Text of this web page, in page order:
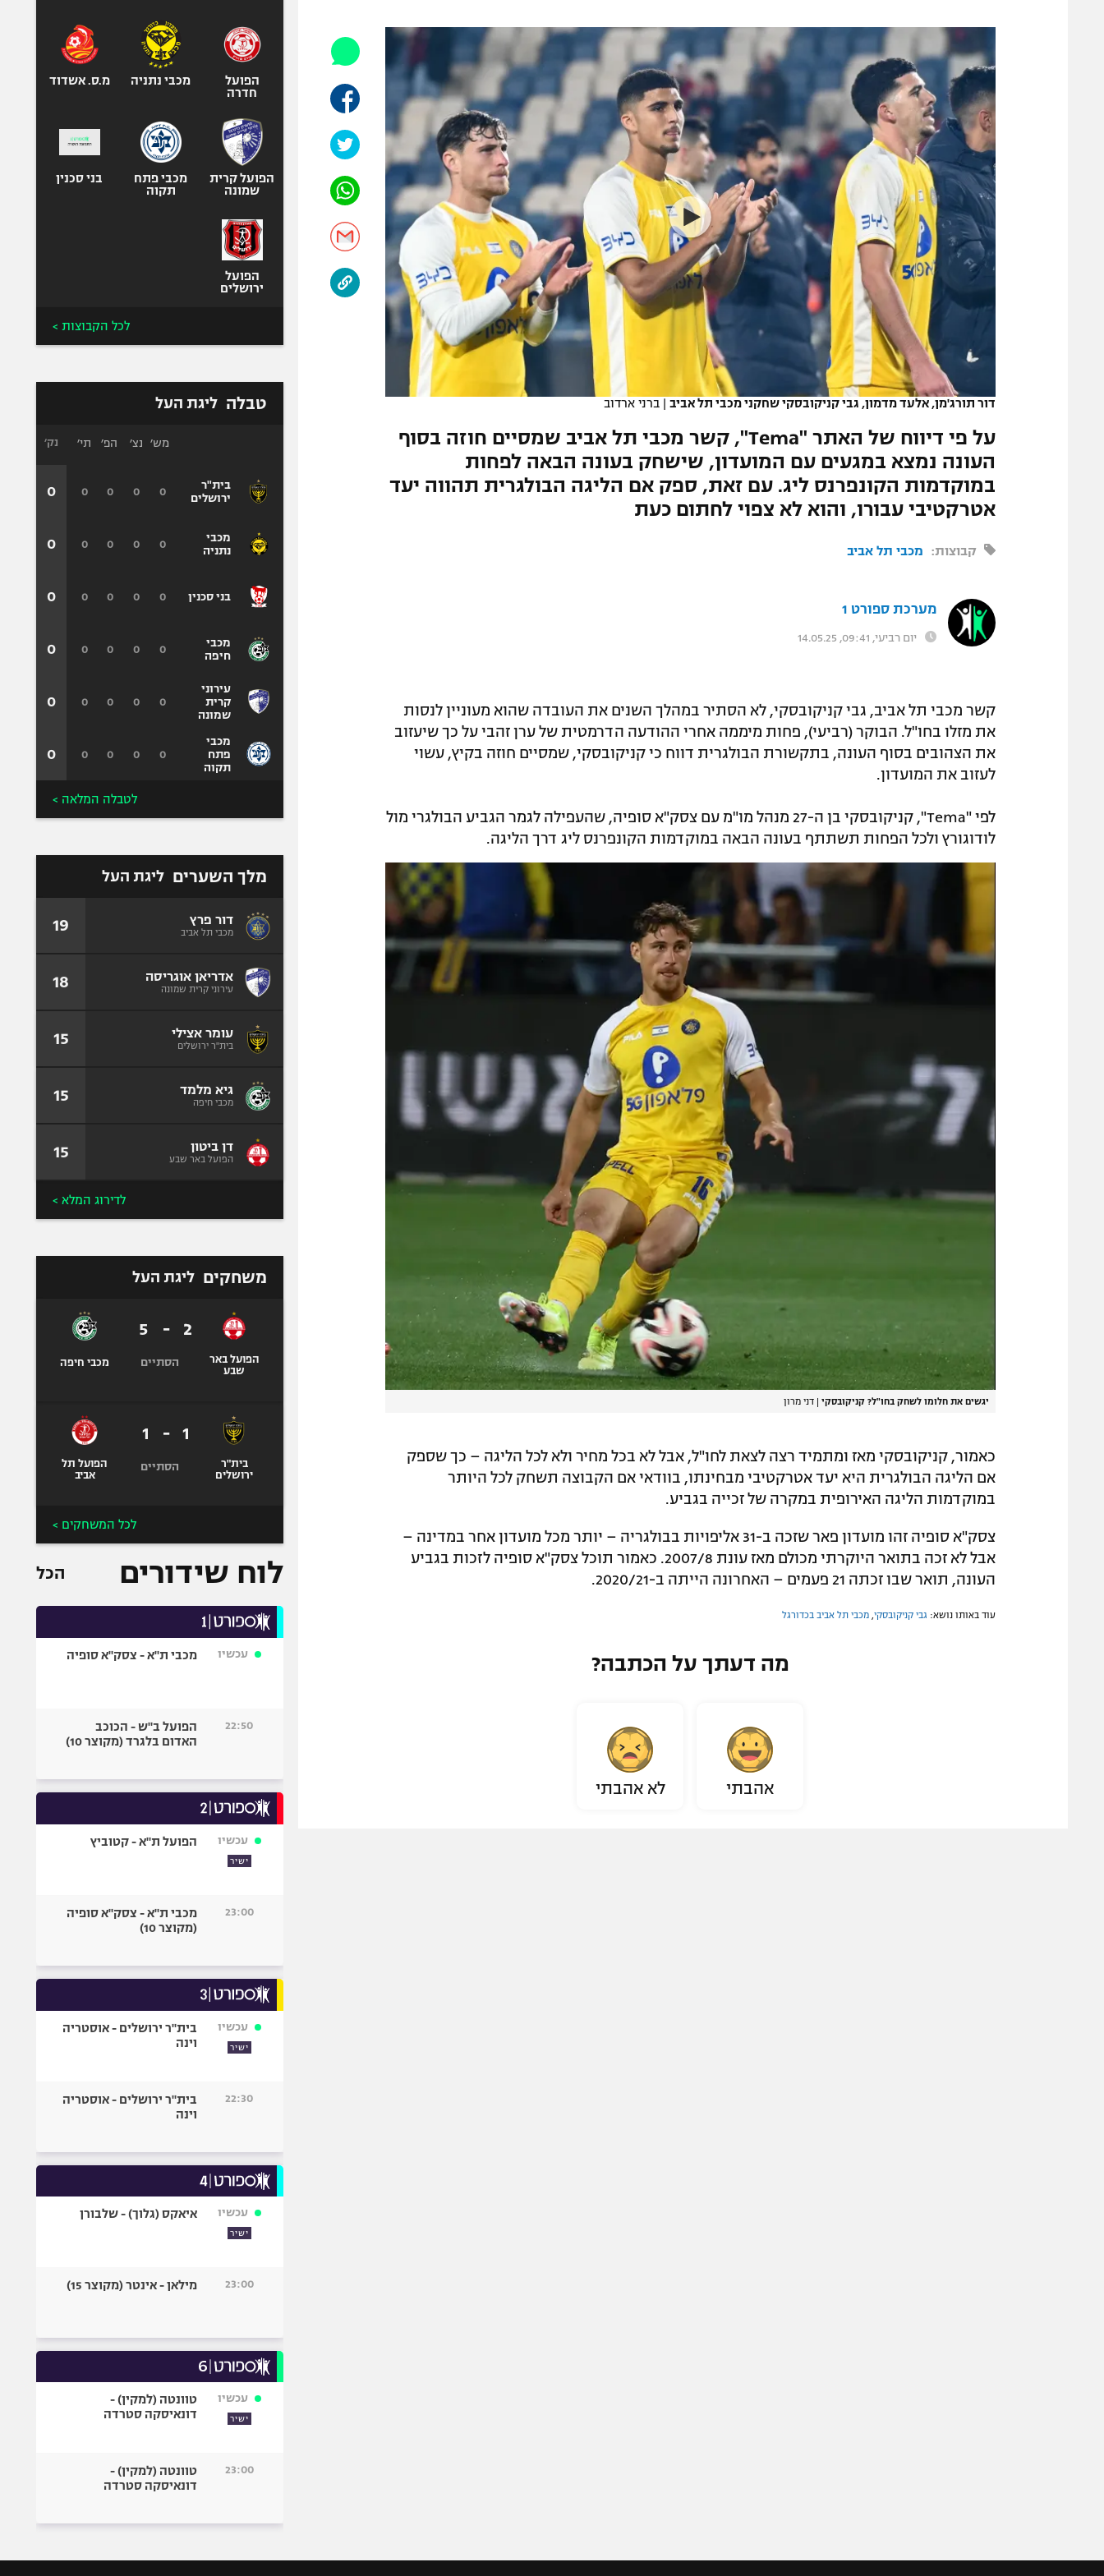
תקנון משתתפים וזוכים בפרסים
תקנון עבור פעילות אלקטרה
תקנון עבור פעילות ספורט 1 – "מרלן"
גיימינג E-Sports
תנאי שימוש
מדיניות פרטיות
תקנון פעילות ספורט 1
רשיון להקרנה פומבית לבית עסק
הצטרפות לחבילת הערוצים
לוח דרושים – ג'ובנט
הפועל תל אביב
הפועל חיפה
הפועל באר שבע
מכבי נתניה
בני יהודה
ליגה סינית
ליגות נוספות
אופניים
ספורט מוטורי
כדורמים
בייסבול MLB
ספורט אתגרי
אומנויות לחימה
דור תורג'מן, אלעד מדמון, גבי קניקובסקי שחקני מכבי תל אביב | ברני ארדוב
על פי דיווח של האתר "Tema", קשר מכבי תל אביב שמסיים חוזה בסוף
העונה נמצא במגעים עם המועדון, שישחק בעונה הבאה לפחות
במוקדמות הקונפרנס ליג. עם זאת, ספק אם הליגה הבולגרית תהווה יעד
אטרקטיבי עבורו, והוא לא צפוי לחתום כעת
קבוצות: מכבי תל אביב
מערכת ספורט 1
יום רביעי, 09:41, 14.05.25
קשר מכבי תל אביב, גבי קניקובסקי, לא הסתיר במהלך השנים את העובדה שהוא מעוניין לנסות
את מזלו בחו"ל. הבוקר (רביעי), פחות מיממה אחרי ההודעה הדרמטית של ערן זהבי על כך שיעזוב
את הצהובים בסוף העונה, בתקשורת הבולגרית דווח כי קניקובסקי, שמסיים חוזה בקיץ, עשוי
לעזוב את המועדון.
לפי "Tema", קניקובסקי בן ה-27 מנהל מו"מ עם צסק"א סופיה, שהעפילה לגמר הגביע הבולגרי מול
לודוגורץ ולכל הפחות תשתתף בעונה הבאה במוקדמות הקונפרנס ליג דרך הליגה.
יגשים את חלומו לשחק בחו"ל? קניקובסקי | דני מרון
כאמור, קניקובסקי מאז ומתמיד רצה לצאת לחו"ל, אבל לא בכל מחיר ולא לכל הליגה – כך שספק
אם הליגה הבולגרית היא יעד אטרקטיבי מבחינתו, בוודאי אם הקבוצה תשחק לכל היותר
במוקדמות הליגה האירופית במקרה של זכייה בגביע.
צסק"א סופיה זהו מועדון פאר שזכה ב-31 אליפויות בבולגריה – יותר מכל מועדון אחר במדינה –
אבל לא זכה בתואר היוקרתי מכולם מאז עונת 2007/8. כאמור תוכל צסק"א סופיה לזכות בגביע
העונה, תואר שבו זכתה 21 פעמים – האחרונה הייתה ב-2020/21.
עוד באותו נושא: גבי קניקובסקי מכבי תל אביב בכדורגל
מה דעתך על הכתבה?
אהבתי לא אהבתי
הפועל
חדרה
מכבי נתניה מ.ס. אשדוד
הפועל קרית
שמונה
מכבי פתח
תקוה
בני סכנין
הפועל
ירושלים
לכל הקבוצות >
טבלה ליגת העל
בית"ר
ירושלים
מכבי
נתניה
בני סכנין
מכבי
חיפה
עירוני
קרית
שמונה
מכבי
פתח
תקוה
מש׳ נצ׳ הפ׳ תי׳
0
0
0
0
0
0
0
0
0
0
0
0
0
0
0
0
0
0
0
0
0
0
0
0
נק׳
0
0
0
0
0
0
לטבלה המלאה >
מלך השערים ליגת העל
דור פרץ
מכבי תל אביב 19
אדריאן אוגריסה
עירוני קרית שמונה 18
עומר אצילי
בית"ר ירושלים 15
גיא מלמד
מכבי חיפה 15
דן ביטון
הפועל באר שבע 15
לדירוג המלא >
משחקים ליגת העל
הפועל באר
שבע
2
-
5
הסתיים מכבי חיפה
בית"ר
ירושלים
1
-
1
הסתיים
הפועל תל
אביב
לכל המשחקים >
לוח שידורים הכל
עכשיו מכבי ת"א - צסק"א סופיה
22:50
הפועל ב"ש - הכוכב
האדום בלגרד (מקוצר 10)
עכשיו
ישיר
הפועל ת"א - קטוביץ
23:00
מכבי ת"א - צסק"א סופיה
(מקוצר 10)
עכשיו
ישיר
בית"ר ירושלים - אוסטריה
וינה
22:30
בית"ר ירושלים - אוסטריה
וינה
עכשיו
ישיר
איאקס (גלוך) - שלבורן
23:00 מילאן - אינטר (מקוצר 15)
עכשיו
ישיר
טוונטה (למקין) -
דונאיסקה סטרדה
23:00
טוונטה (למקין) -
דונאיסקה סטרדה